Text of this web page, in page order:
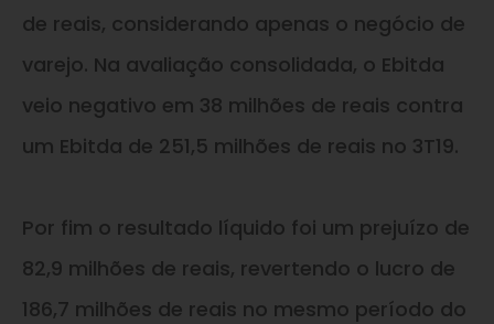
de reais, considerando apenas o negócio de
varejo. Na avaliação consolidada, o Ebitda
veio negativo em 38 milhões de reais contra
um Ebitda de 251,5 milhões de reais no 3T19.
Por fim o resultado líquido foi um prejuízo de
82,9 milhões de reais, revertendo o lucro de
186,7 milhões de reais no mesmo período do